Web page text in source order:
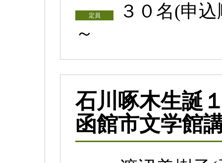
定員
３０名(申
～
石川啄木生誕
函館市文学館